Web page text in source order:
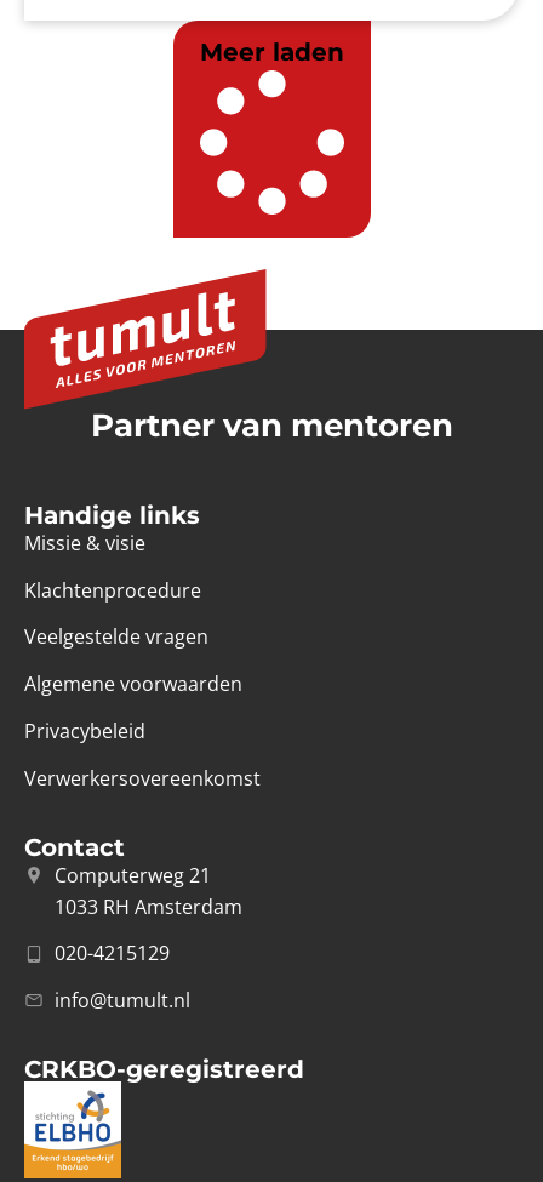
Meer laden
Partner van mentoren
Handige links
Missie & visie
Klachtenprocedure
Veelgestelde vragen
Algemene voorwaarden
Privacybeleid
Verwerkersovereenkomst
Contact
Computerweg 21
1033 RH Amsterdam
020-4215129
info@tumult.nl
CRKBO-geregistreerd